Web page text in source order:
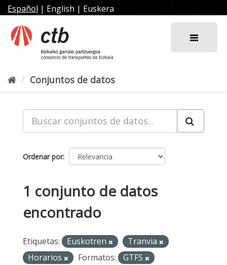
al
contenido
Español | English | Euskera
Conjuntos de datos
Ordenar por
1 conjunto de datos
encontrado
Etiquetas: Euskotren
Tranvia
Horarios
Formatos: GTFS